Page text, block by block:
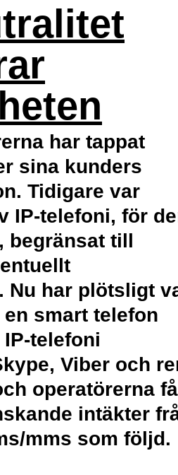
har tappat
sina kunders
Tidigare var
IP-telefoni, för
begränsat till
Nu har plötsligt
smart telefon
telefoni
Viber och
operatörerna
intäkter
mms som följd.